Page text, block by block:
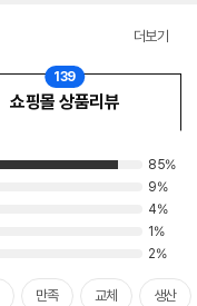
더보기
쇼핑몰 상품리뷰
139
85%
9%
4%
1%
2%
만족 교체 생산